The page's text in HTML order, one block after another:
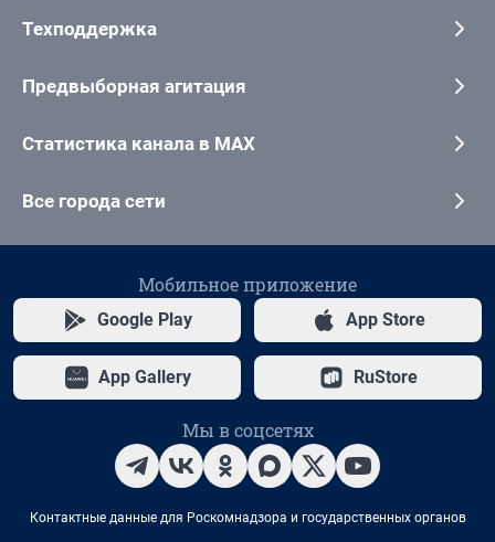
Техподдержка
Предвыборная агитация
Статистика канала в MAX
Все города сети
Мобильное приложение
Google Play App Store
App Gallery RuStore
Мы в соцсетях
Контактные данные для Роскомнадзора и государственных органов